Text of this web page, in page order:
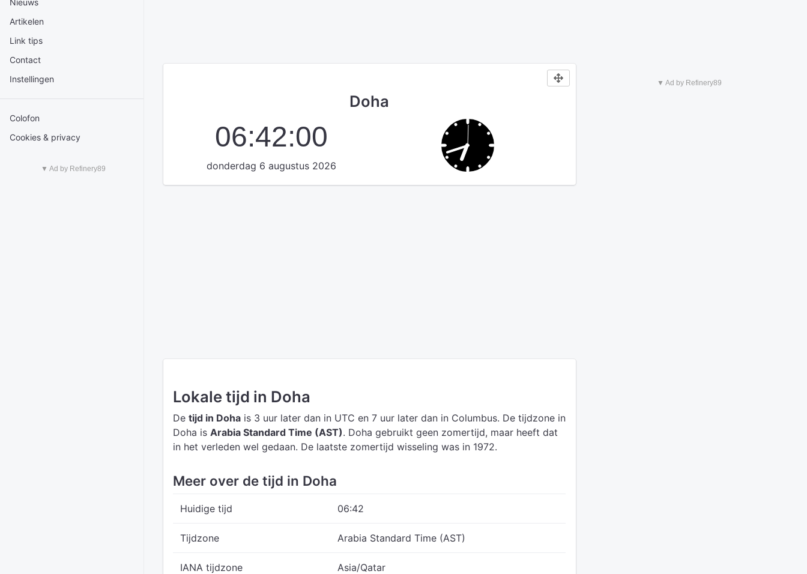
Nieuws
Artikelen
Link tips
Contact
Instellingen
Colofon
Cookies & privacy
▼ Ad by Refinery89
Doha
06:42:00
donderdag 6 augustus 2026
Lokale tijd in Doha
De tijd in Doha is 3 uur later dan in UTC en 7 uur later dan in Columbus. De tijdzone in
Doha is Arabia Standard Time (AST). Doha gebruikt geen zomertijd, maar heeft dat
in het verleden wel gedaan. De laatste zomertijd wisseling was in 1972.
Meer over de tijd in Doha
Huidige tijd 06:42
Tijdzone Arabia Standard Time (AST)
IANA tijdzone Asia/Qatar
▼ Ad by Refinery89